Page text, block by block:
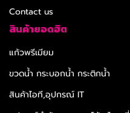
Contact us
สินค้ายอดฮิต
แก้วพรีเมียม
ขวดน้ำ กระบอกน้ำ กระติกน้ำ
สินค้าไอที,อุปกรณ์ IT